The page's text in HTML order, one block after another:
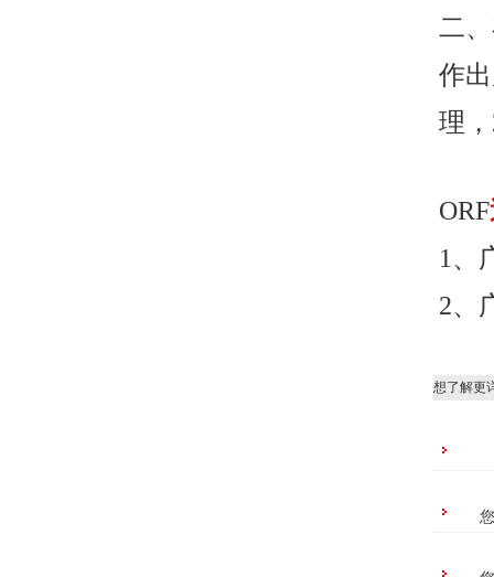
二、
作
理，
ORF
1 、
2、
想了解更